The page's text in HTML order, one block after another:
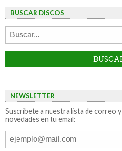
BUSCAR DISCOS
NEWSLETTER
Suscríbete a nuestra lista de correo
novedades en tu email: